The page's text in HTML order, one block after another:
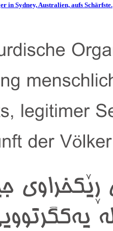
in Sydney, Australien, aufs Schärfste.